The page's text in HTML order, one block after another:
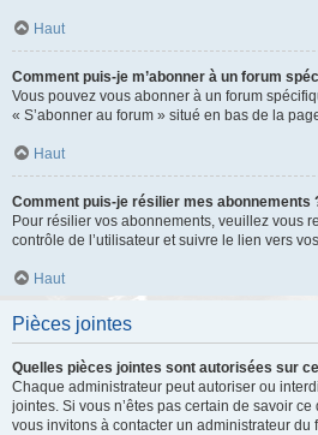
Haut
Comment puis-je m’abonner à un forum
Vous pouvez vous abonner à un forum
« S’abonner au forum » situé en bas de la
Haut
Comment puis-je résilier mes abonnements
Pour résilier vos abonnements, veuillez vous
contrôle de l’utilisateur et suivre le lien vers
Haut
Pièces jointes
Quelles pièces jointes sont autorisées sur
Chaque administrateur peut autoriser ou
jointes. Si vous n’êtes pas certain de savoir
vous invitons à contacter un administrateur du